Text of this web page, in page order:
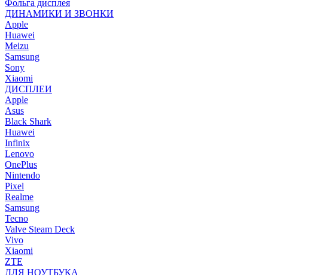
Фольга дисплея
ДИНАМИКИ И ЗВОНКИ
Apple
Huawei
Meizu
Samsung
Sony
Xiaomi
ДИСПЛЕИ
Apple
Asus
Black Shark
Huawei
Infinix
Lenovo
OnePlus
Nintendo
Pixel
Realme
Samsung
Tecno
Valve Steam Deck
Vivo
Xiaomi
ZTE
ДЛЯ НОУТБУКА